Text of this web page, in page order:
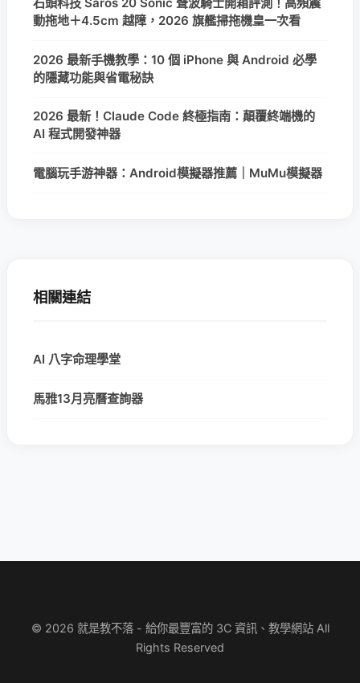
動拖地＋4.5cm 越障，2026 旗艦掃拖機皇一次看
2026 最新手機教學：10 個 iPhone 與 Android 必學
的隱藏功能與省電秘訣
2026 最新！Claude Code 終極指南：顛覆終端機的
AI 程式開發神器
電腦玩手游神器：Android模擬器推薦｜MuMu模擬器
相關連結
AI 八字命理學堂
馬雅13月亮曆查詢器
© 2026 就是教不落 - 給你最豐富的 3C 資訊、教學網站 All
Rights Reserved